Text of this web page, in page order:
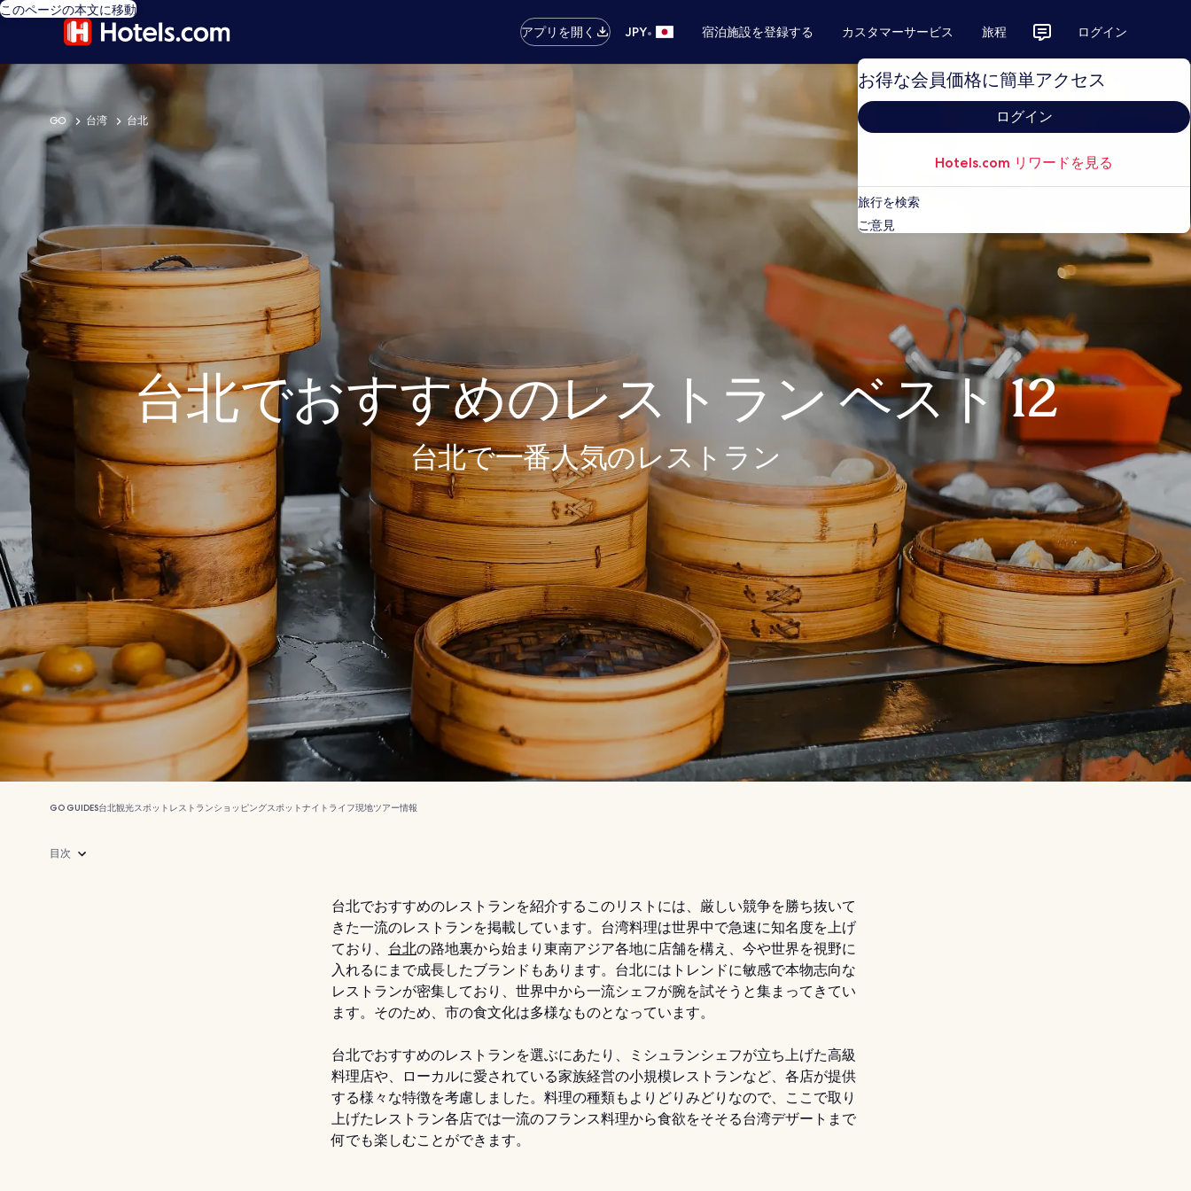
このページの本文に移動
アプリを開く
JPY• 宿泊施設を登録する カスタマーサービス 旅程 ログイン
お得な会員価格に簡単アクセス
ログイン
Hotels.com リワードを見る
旅行を検索
ご意見
GO 台湾 台北
台北でおすすめのレストラン ベスト 12
台北で一番人気のレストラン
GO GUIDES台北観光スポット レストランショッピングスポットナイトライフ現地ツアー情報
目次
台北でおすすめのレストランを紹介するこのリストには、厳しい競争を勝ち抜いて
きた一流のレストランを掲載しています。台湾料理は世界中で急速に知名度を上げ
ており、 台北の路地裏から始まり東南アジア各地に店舗を構え、今や世界を視野に
入れるにまで成長したブランドもあります。台北にはトレンドに敏感で本物志向な
レストランが密集しており、世界中から一流シェフが腕を試そうと集まってきてい
ます。そのため、市の食文化は多様なものとなっています。
台北でおすすめのレストランを選ぶにあたり、ミシュランシェフが立ち上げた高級
料理店や、ローカルに愛されている家族経営の小規模レストランなど、各店が提供
する様々な特徴を考慮しました。料理の種類もよりどりみどりなので、ここで取り
上げたレストラン各店では一流のフランス料理から食欲をそそる台湾デザートまで
何でも楽しむことができます。